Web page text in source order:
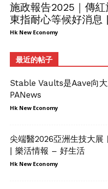
施政報告2025｜傳
東指耐心等候好消
Hk New Economy
最近的帖子
Stable Vaults是Aave向
PANews
Hk New Economy
尖端醫2026亞洲生技大展
| 樂活情報 – 好生活
Hk New Economy